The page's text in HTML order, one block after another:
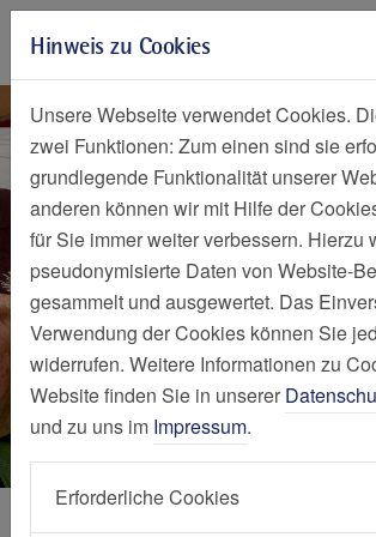
Zur Hauptnavigation springen
Zum Seiteninhalt springen
Zum Seitenende springen
NachrichtenNachricht
Hinweis zu Cookies
Unsere Webseite verwendet Cookies.
zwei Funktionen: Zum einen sind sie
grundlegende Funktionalität unserer
anderen können wir mit Hilfe der
für Sie immer weiter verbessern. Hierzu
pseudonymisierte Daten von Website-
gesammelt und ausgewertet. Das
Verwendung der Cookies können Sie
widerrufen. Weitere Informationen zu
Website finden Sie in unserer
und zu uns im Impressum.
Erforderliche Cookies